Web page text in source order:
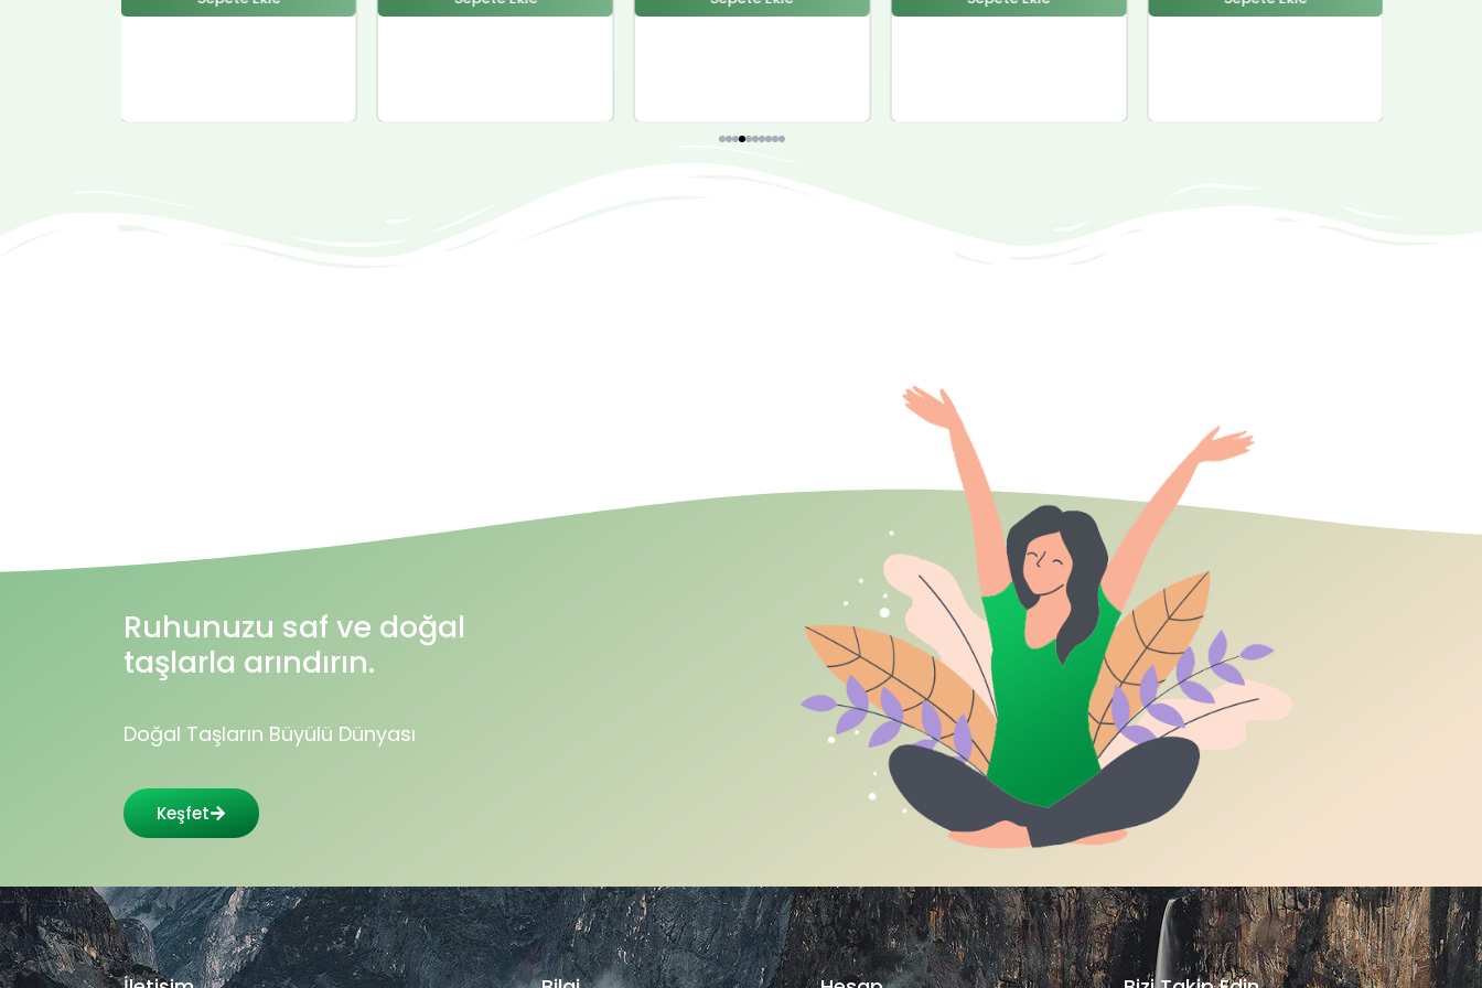
Ruhunuzu saf ve doğal
taşlarla arındırın.
Doğal Taşların Büyülü Dünyası
Keşfet